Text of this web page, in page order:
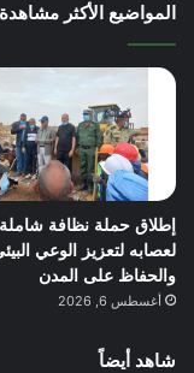
المواضيع الأكثر مشاهدة
إطلاق حملة نظافة
لعصابه لتعزيز الوعي
والحفاظ على المدن
أغسطس 6, 2026
شاهد أيضاً